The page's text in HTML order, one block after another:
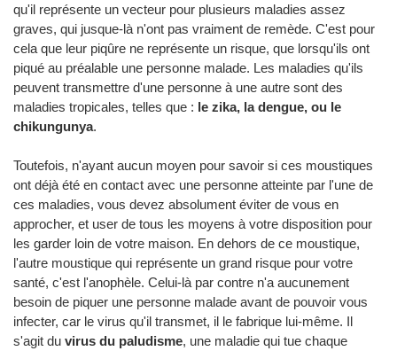
qu'il représente un vecteur pour plusieurs maladies assez
graves, qui jusque-là n'ont pas vraiment de remède. C'est pour
cela que leur piqûre ne représente un risque, que lorsqu'ils ont
piqué au préalable une personne malade. Les maladies qu'ils
peuvent transmettre d'une personne à une autre sont des
maladies tropicales, telles que : le zika, la dengue, ou le
chikungunya.
Toutefois, n'ayant aucun moyen pour savoir si ces moustiques
ont déjà été en contact avec une personne atteinte par l'une de
ces maladies, vous devez absolument éviter de vous en
approcher, et user de tous les moyens à votre disposition pour
les garder loin de votre maison. En dehors de ce moustique,
l'autre moustique qui représente un grand risque pour votre
santé, c'est l'anophèle. Celui-là par contre n'a aucunement
besoin de piquer une personne malade avant de pouvoir vous
infecter, car le virus qu'il transmet, il le fabrique lui-même. Il
s'agit du virus du paludisme, une maladie qui tue chaque